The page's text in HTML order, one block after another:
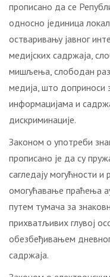
прописано да се
односно јединица
остваривању јавног
медијских садржаја,
мишљења, слободан
медија, што доприноси
информацијама и
дискриминације.
Законом о употреби
прописано је да су
сагледају могућности
омогућавање праћења
путем тумача за
прихватљивих глувој
обезбеђивањем
садржаја.